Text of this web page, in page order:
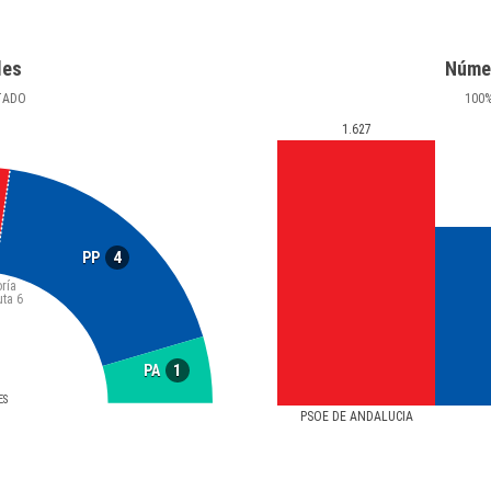
PP 4
PA 1
6
100
PSOE DE ANDALUCIA
1.627